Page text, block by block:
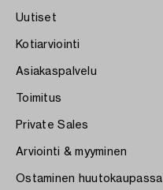
Uutiset
Kotiarviointi
Asiakaspalvelu
Toimitus
Private Sales
Arviointi & myyminen
Ostaminen huutokaupassa